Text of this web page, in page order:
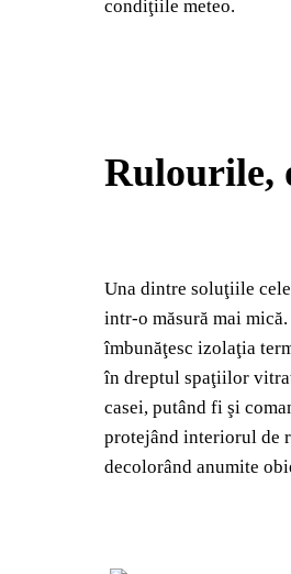
condiţiile meteo.
Rulourile,
Una dintre soluţiile
intr-o măsură mai
îmbunăţesc izolaţia
în dreptul spaţiilor
casei, putând fi şi
protejând interiorul de
decolorând anumite